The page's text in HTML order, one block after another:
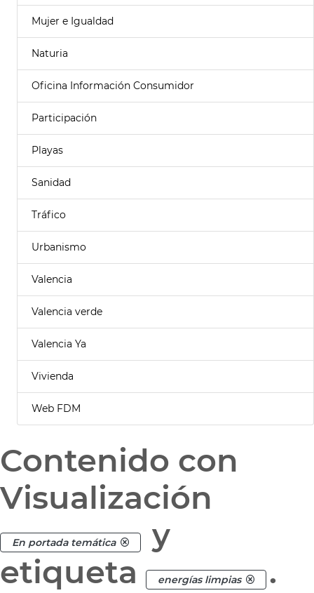
Mujer e Igualdad
Naturia
Oficina Información Consumidor
Participación
Playas
Sanidad
Tráfico
Urbanismo
Valencia
Valencia verde
Valencia Ya
Vivienda
Web FDM
Contenido con
Visualización
En portada temática
y
etiqueta
energías limpias .